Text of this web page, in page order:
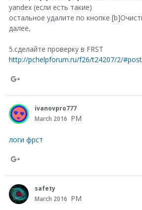
o
g
e
+
yandex (если есть такие)
остальное удалите по кнопке
далее,
5.сделайте проверку в FRST
http://pchelpforum.ru/f26/t24207/2/
a
o
n
G
o
ivanovpro777
March 2016 PM
логи фрст
a
safety
March 2016 PM